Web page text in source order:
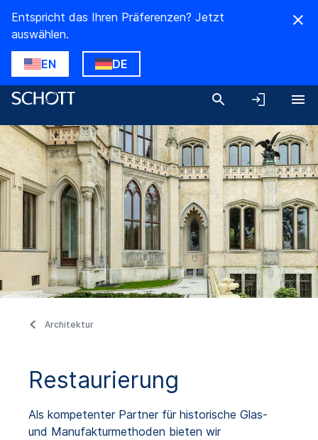
Entspricht das Ihren Präferenzen? Jetzt
auswählen.
EN DE
Architektur
Restaurierung
Als kompetenter Partner für historische Glas-
und Manufakturmethoden bieten wir